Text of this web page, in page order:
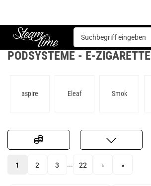
Steam time
E-Zigarette Podsysteme
PODSYSTEME - E-ZIGARETTE
aspire Eleaf Smok
1 2 3 ... 22 › »